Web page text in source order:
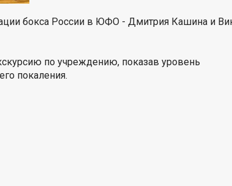
бокса России в ЮФО - Дмитрия Кашина и
по учреждению, показав уровень
покаления.